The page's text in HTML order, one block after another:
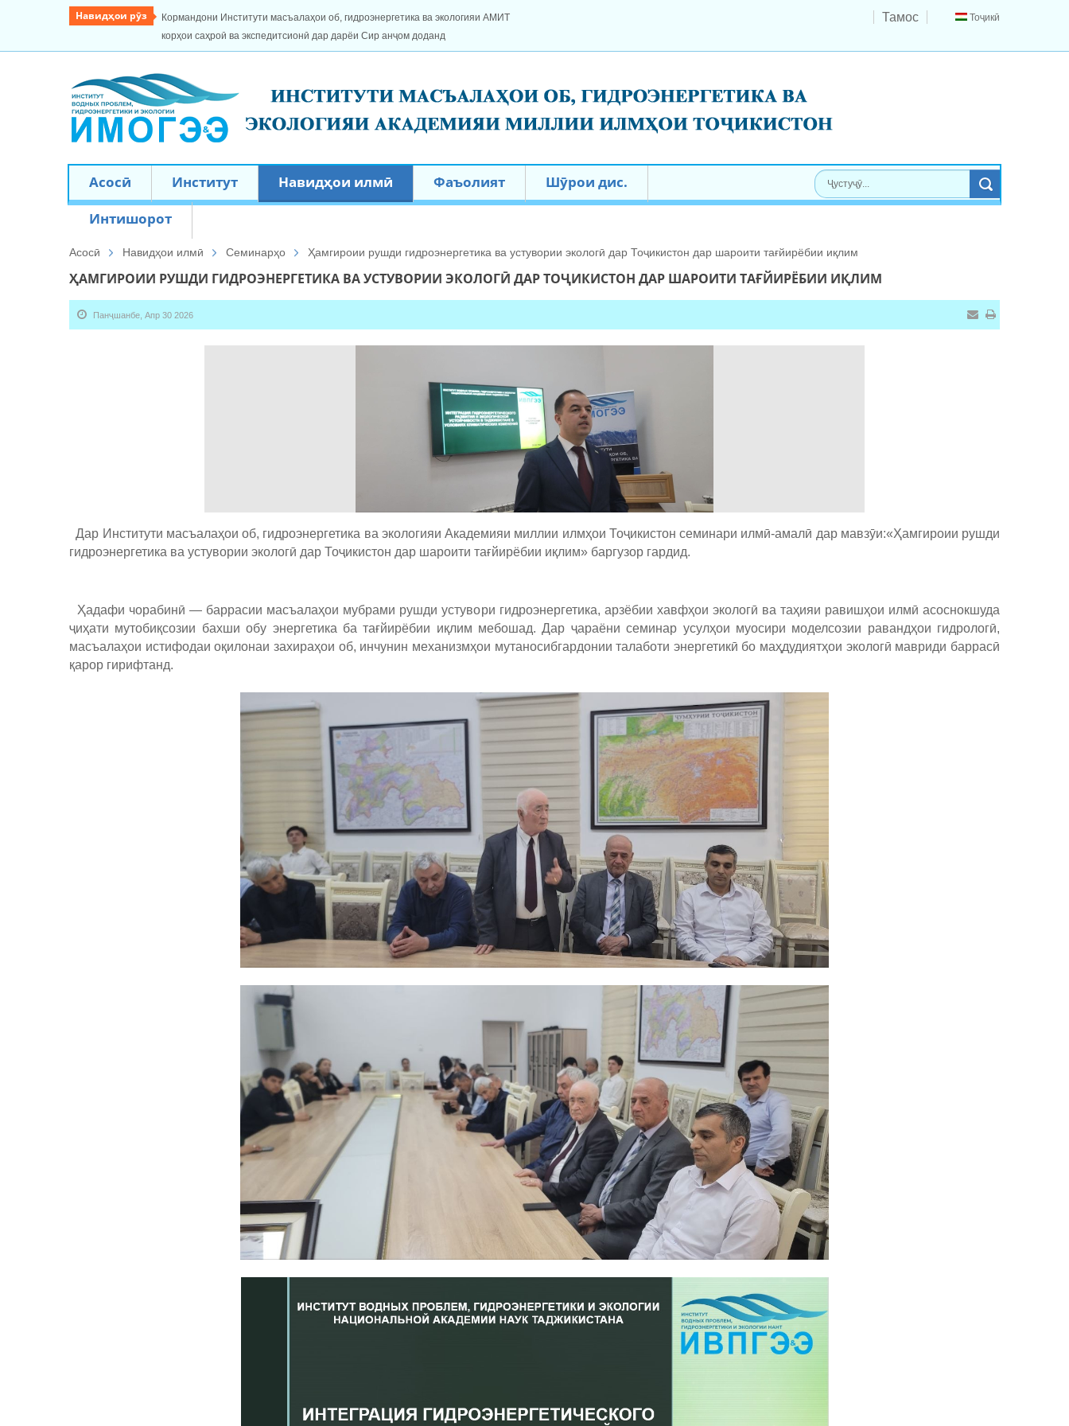
Навидҳои рӯз
Кормандони Институти масъалаҳои об, гидроэнергетика ва экологияи АМИТ
корҳои саҳроӣ ва экспедитсионӣ дар дарёи Сир анҷом доданд
Тоҷикӣ
Тамос
Асосӣ Институт Навидҳои илмӣ Фаъолият
Шӯрои дис.
Интишорот
Асосӣ Навидҳои илмӣ Семинарҳо Ҳамгироии рушди гидроэнергетика ва устувории экологӣ дар Тоҷикистон дар шароити тағйирёбии иқлим
ҲАМГИРОИИ РУШДИ ГИДРОЭНЕРГЕТИКА ВА УСТУВОРИИ ЭКОЛОГӢ ДАР ТОҶИКИСТОН ДАР ШАРОИТИ ТАҒЙИРЁБИИ ИҚЛИМ
Панҷшанбе, Апр 30 2026
Дар Институти масъалаҳои об, гидроэнергетика ва экологияи Академияи миллии илмҳои Тоҷикистон семинари илмӣ-амалӣ дар мавзӯи:«Ҳамгироии рушди
гидроэнергетика ва устувории экологӣ дар Тоҷикистон дар шароити тағйирёбии иқлим» баргузор гардид.
Ҳадафи чорабинӣ — баррасии масъалаҳои мубрами рушди устувори гидроэнергетика, арзёбии хавфҳои экологӣ ва таҳияи равишҳои илмӣ асоснокшуда
ҷиҳати мутобиқсозии бахши обу энергетика ба тағйирёбии иқлим мебошад. Дар ҷараёни семинар усулҳои муосири моделсозии равандҳои гидрологӣ,
масъалаҳои истифодаи оқилонаи захираҳои об, инчунин механизмҳои мутаносибгардонии талаботи энергетикӣ бо маҳдудиятҳои экологӣ мавриди баррасӣ
қарор гирифтанд.